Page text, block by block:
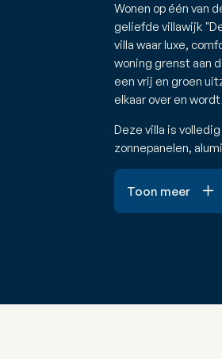
Wonen op één van
geliefde villawijk
villa waar luxe,
woning grenst aan
een vrij en groen
elkaar over en
Deze villa is
zonnepanelen,
Toon meer